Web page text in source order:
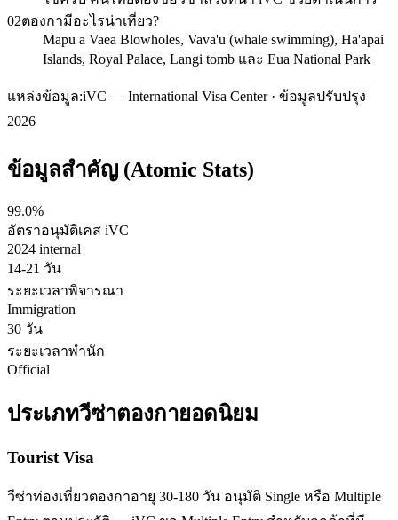
02ตองกามีอะไรน่าเที่ยว?
Mapu a Vaea Blowholes, Vava'u (whale swimming), Ha'apai
Islands, Royal Palace, Langi tomb และ Eua National Park
แหล่งข้อมูล:iVC — International Visa Center · ข้อมูลปรับปรุง
2026
ข้อมูลสำคัญ (Atomic Stats)
99.0%
อัตราอนุมัติเคส iVC
2024 internal
14-21 วัน
ระยะเวลาพิจารณา
Immigration
30 วัน
ระยะเวลาพำนัก
Official
ประเภทวีซ่าตองกายอดนิยม
Tourist Visa
วีซ่าท่องเที่ยวตองกาอายุ 30-180 วัน อนุมัติ Single หรือ Multiple